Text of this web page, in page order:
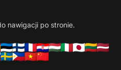
nawigacji po stronie.